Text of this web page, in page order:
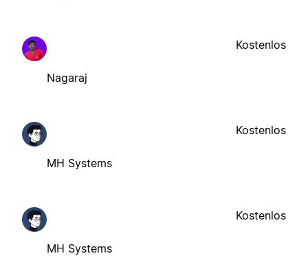
Nagaraj
Kostenlos
MH Systems
Kostenlos
MH Systems
Kostenlos